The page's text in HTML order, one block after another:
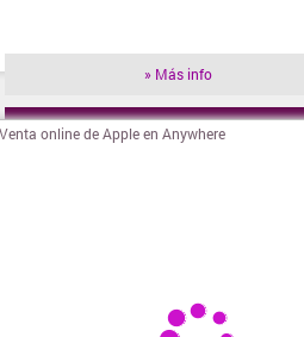
» Más info
» Visitar tienda